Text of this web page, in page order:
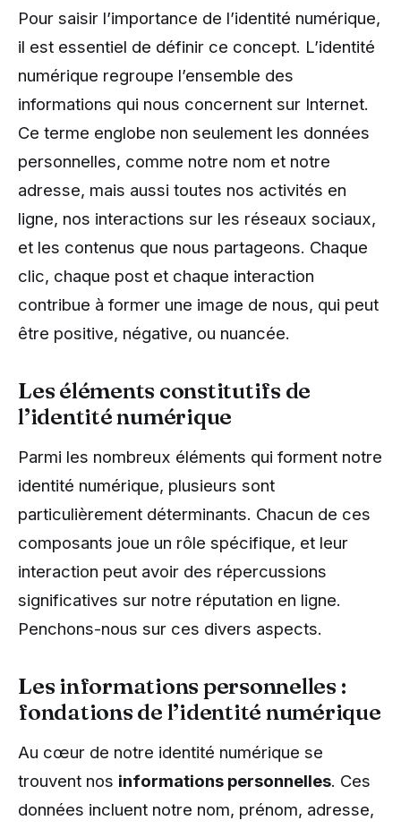
Pour saisir l’importance de l’identité numérique,
il est essentiel de définir ce concept. L’identité
numérique regroupe l’ensemble des
informations qui nous concernent sur Internet.
Ce terme englobe non seulement les données
personnelles, comme notre nom et notre
adresse, mais aussi toutes nos activités en
ligne, nos interactions sur les réseaux sociaux,
et les contenus que nous partageons. Chaque
clic, chaque post et chaque interaction
contribue à former une image de nous, qui peut
être positive, négative, ou nuancée.
Les éléments constitutifs de
l’identité numérique
Parmi les nombreux éléments qui forment notre
identité numérique, plusieurs sont
particulièrement déterminants. Chacun de ces
composants joue un rôle spécifique, et leur
interaction peut avoir des répercussions
significatives sur notre réputation en ligne.
Penchons-nous sur ces divers aspects.
Les informations personnelles :
fondations de l’identité numérique
Au cœur de notre identité numérique se
trouvent nos informations personnelles. Ces
données incluent notre nom, prénom, adresse,